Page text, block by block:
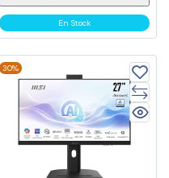
En Stock
30%